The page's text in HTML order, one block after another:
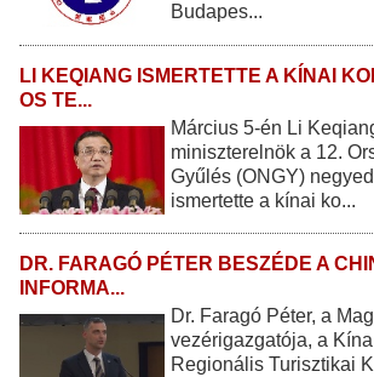
Budapes...
LI KEQIANG ISMERTETTE A KÍNAI
OS TE...
Március 5-én Li
miniszterelnök a 12.
Gyűlés (ONGY)
ismertette a kínai ko...
DR. FARAGÓ PÉTER BESZÉDE A
INFORMA...
Dr. Faragó Péter, a
vezérigazgatója, a
Regionális Turisztikai